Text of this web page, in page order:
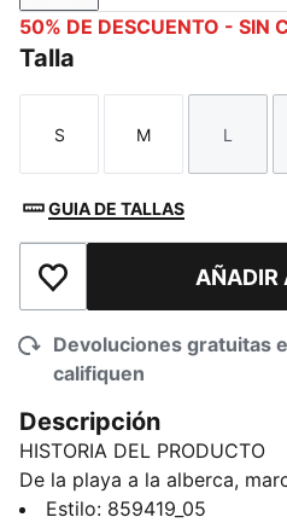
50% DE DESCUENTO - SIN
Talla
Talla
S
Talla
M
Talla
L
GUIA DE TALLAS
Añadir a la lista deAÑADIR
Devoluciones gratuitas
califiquen
Descripción
HISTORIA DEL PRODUCTO
De la playa a la alberca,
trajes de baño PUMA.
Estilo: 859419_05